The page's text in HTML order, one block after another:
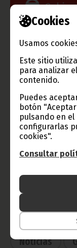
Cookies
Usamos
Este sitio
para analizar
contenido.
Puedes
botón
pulsando en
configurarlas
cookies".
Consultar
TVGE
Haz
Noticias